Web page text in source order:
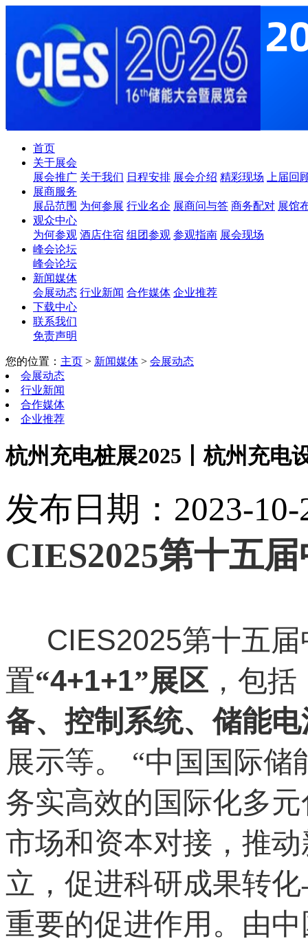
首页
关于展会
展会推广 关于我们 日程安排 展会介绍 精彩现场
上届回
展商服务
展品范围 为何参展 行业名企 展商问与答 商务配对 展馆
观众中心
为何参观 酒店住宿 组团参观 参观指南 展会现场
峰会论坛
峰会论坛
新闻媒体
会展动态 行业新闻 合作媒体 企业推荐
下载中心
联系我们
免责声明
您的位置： 主页 > 新闻媒体 > 会展动态
会展动态
行业新闻
合作媒体
企业推荐
杭州充电桩展2025丨杭州充电
发布日期：2023-10-
CIES2025第十五
CIES2025第十五
置“4+1+1”展区 ，包括
备、控制系统、储能
展示等。
“中国国际储
务实高效的国际化多
市场和资本对接，推
立，促进科研成果转
重要的促进作用。由